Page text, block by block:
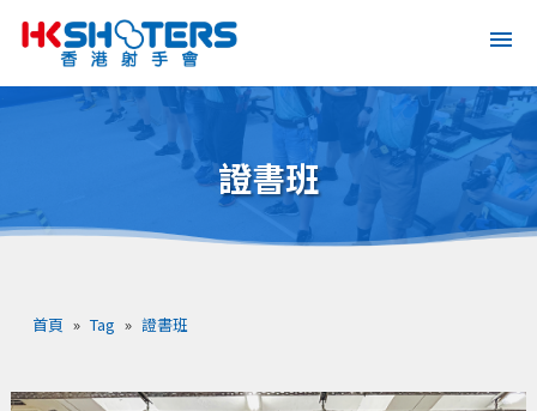
證書班
首頁 » Tag » 證書班